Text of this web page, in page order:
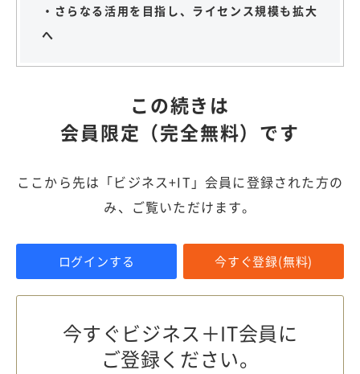
・さらなる活用を目指し、ライセンス規模も拡大
へ
この続きは
会員限定（完全無料）です
ここから先は「ビジネス+IT」会員に登録された方の
み、ご覧いただけます。
ログインする 今すぐ登録(無料)
今すぐビジネス＋IT会員に
ご登録ください。